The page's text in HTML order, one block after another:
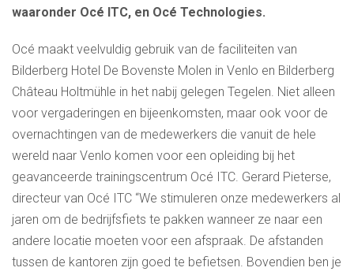
waaronder Océ ITC, en Océ Technologies.
Océ maakt veelvuldig gebruik van de faciliteiten van
Bilderberg Hotel De Bovenste Molen in Venlo en Bilderberg
Château Holtmühle in het nabij gelegen Tegelen. Niet alleen
voor vergaderingen en bijeenkomsten, maar ook voor de
overnachtingen van de medewerkers die vanuit de hele
wereld naar Venlo komen voor een opleiding bij het
geavanceerde trainingscentrum Océ ITC. Gerard Pieterse,
directeur van Océ ITC “We stimuleren onze medewerkers al
jaren om de bedrijfsfiets te pakken wanneer ze naar een
andere locatie moeten voor een afspraak. De afstanden
tussen de kantoren zijn goed te befietsen. Bovendien ben je